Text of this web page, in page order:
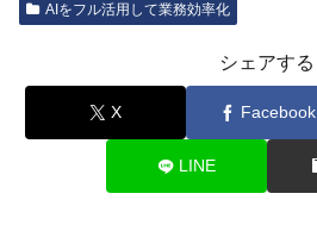
AIをフル活用して業務効率化
シェアする
X Facebook
LINE